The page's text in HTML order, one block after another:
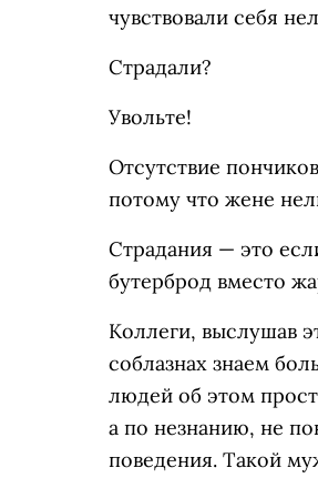
чувствовали себя
Страдали?
Увольте!
Отсутствие
потому что жене
Страдания — это
бутерброд вместо
Коллеги, выслушав
соблазнах знаем
людей об этом
а по незнанию, не
поведения. Такой